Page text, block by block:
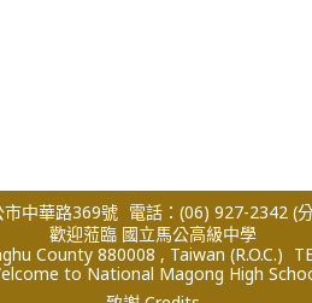
中華路369號 電話：(06) 927-2342 (
歡迎蒞臨 國立馬公高級中學
County 880008 , Taiwan (R.O.C.)
to National Magong High